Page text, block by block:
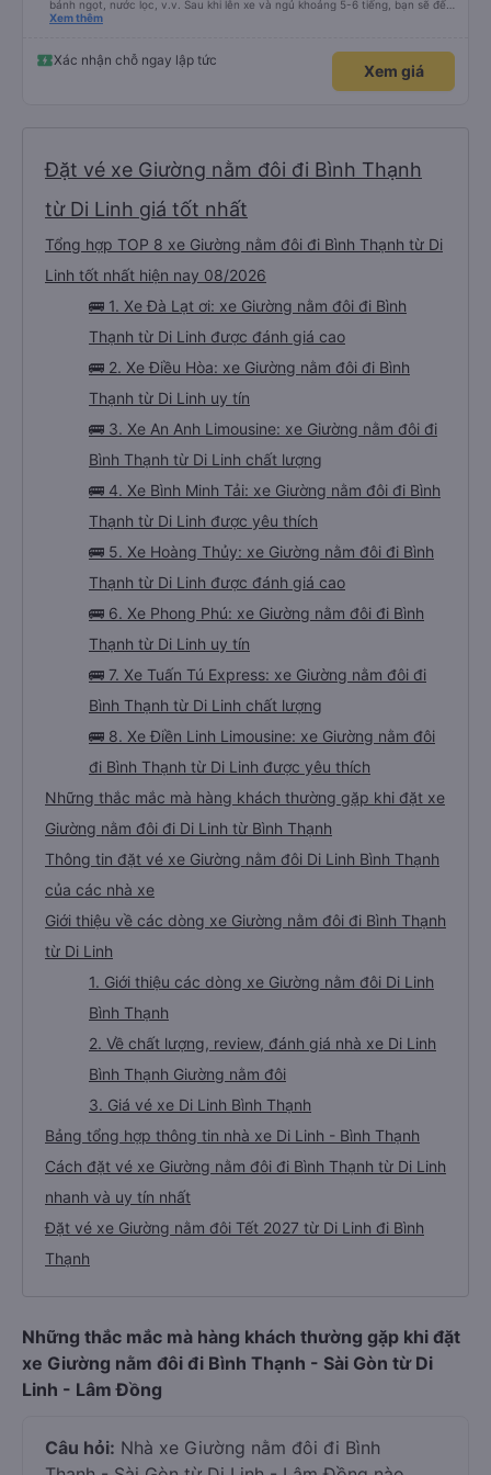
bánh ngọt, nước lọc, v.v. Sau khi lên xe và ngủ khoảng 5-6 tiếng, bạn sẽ đến
Nha Trang. Ở Nha Trang, các hãng xe có dịch vụ đưa đón miễn phí, tuy
(nên dùng Google Translate và đưa cho họ đọc) để được hỗ trợ tìm xe đưa
đón. Bạn không nên tin những người mặc áo Grab mời bạn đi xe bên ngoài.
Nói về chất lượng xe thì tuyệt vời, xe được làm theo kiểu cabin với thiết kế
Xem thêm
Xác nhận chỗ ngay lập tức
Xem giá
Đặt vé xe Giường nằm đôi đi Bình Thạnh
từ Di Linh giá tốt nhất
Tổng hợp TOP 8 xe Giường nằm đôi đi Bình Thạnh từ Di
Linh tốt nhất hiện nay 08/2026
🚌 1. Xe Đà Lạt ơi: xe Giường nằm đôi đi Bình
Thạnh từ Di Linh được đánh giá cao
🚌 2. Xe Điều Hòa: xe Giường nằm đôi đi Bình
Thạnh từ Di Linh uy tín
🚌 3. Xe An Anh Limousine: xe Giường nằm đôi đi
Bình Thạnh từ Di Linh chất lượng
🚌 4. Xe Bình Minh Tải: xe Giường nằm đôi đi Bình
Thạnh từ Di Linh được yêu thích
🚌 5. Xe Hoàng Thủy: xe Giường nằm đôi đi Bình
Thạnh từ Di Linh được đánh giá cao
🚌 6. Xe Phong Phú: xe Giường nằm đôi đi Bình
Thạnh từ Di Linh uy tín
🚌 7. Xe Tuấn Tú Express: xe Giường nằm đôi đi
Bình Thạnh từ Di Linh chất lượng
🚌 8. Xe Điền Linh Limousine: xe Giường nằm đôi
đi Bình Thạnh từ Di Linh được yêu thích
Những thắc mắc mà hàng khách thường gặp khi đặt xe
Giường nằm đôi đi Di Linh từ Bình Thạnh
Thông tin đặt vé xe Giường nằm đôi Di Linh Bình Thạnh
của các nhà xe
Giới thiệu về các dòng xe Giường nằm đôi đi Bình Thạnh
từ Di Linh
1. Giới thiệu các dòng xe Giường nằm đôi Di Linh
Bình Thạnh
2. Về chất lượng, review, đánh giá nhà xe Di Linh
Bình Thạnh Giường nằm đôi
3. Giá vé xe Di Linh Bình Thạnh
Bảng tổng hợp thông tin nhà xe Di Linh - Bình Thạnh
Cách đặt vé xe Giường nằm đôi đi Bình Thạnh từ Di Linh
nhanh và uy tín nhất
Đặt vé xe Giường nằm đôi Tết 2027 từ Di Linh đi Bình
Thạnh
Những thắc mắc mà hàng khách thường gặp khi đặt
xe Giường nằm đôi đi Bình Thạnh - Sài Gòn từ Di
Linh - Lâm Đồng
Câu hỏi: Nhà xe Giường nằm đôi đi Bình